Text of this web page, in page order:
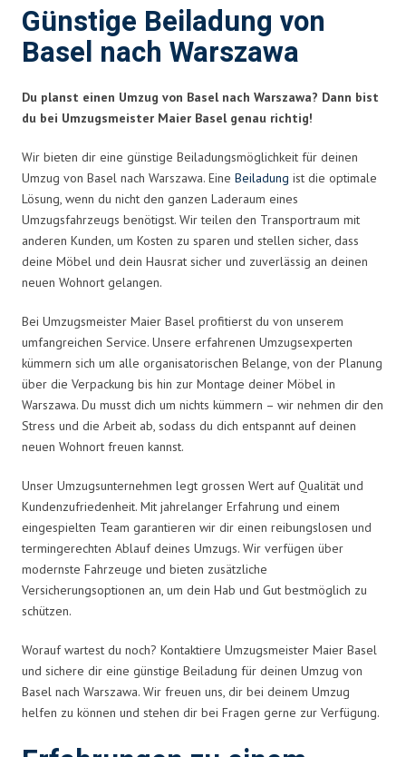
Günstige Beiladung von
Basel nach Warszawa
Du planst einen Umzug von Basel nach Warszawa? Dann bist
du bei Umzugsmeister Maier Basel genau richtig!
Wir bieten dir eine günstige Beiladungsmöglichkeit für deinen
Umzug von Basel nach Warszawa. Eine Beiladung ist die optimale
Lösung, wenn du nicht den ganzen Laderaum eines
Umzugsfahrzeugs benötigst. Wir teilen den Transportraum mit
anderen Kunden, um Kosten zu sparen und stellen sicher, dass
deine Möbel und dein Hausrat sicher und zuverlässig an deinen
neuen Wohnort gelangen.
Bei Umzugsmeister Maier Basel profitierst du von unserem
umfangreichen Service. Unsere erfahrenen Umzugsexperten
kümmern sich um alle organisatorischen Belange, von der Planung
über die Verpackung bis hin zur Montage deiner Möbel in
Warszawa. Du musst dich um nichts kümmern – wir nehmen dir den
Stress und die Arbeit ab, sodass du dich entspannt auf deinen
neuen Wohnort freuen kannst.
Unser Umzugsunternehmen legt grossen Wert auf Qualität und
Kundenzufriedenheit. Mit jahrelanger Erfahrung und einem
eingespielten Team garantieren wir dir einen reibungslosen und
termingerechten Ablauf deines Umzugs. Wir verfügen über
modernste Fahrzeuge und bieten zusätzliche
Versicherungsoptionen an, um dein Hab und Gut bestmöglich zu
schützen.
Worauf wartest du noch? Kontaktiere Umzugsmeister Maier Basel
und sichere dir eine günstige Beiladung für deinen Umzug von
Basel nach Warszawa. Wir freuen uns, dir bei deinem Umzug
helfen zu können und stehen dir bei Fragen gerne zur Verfügung.